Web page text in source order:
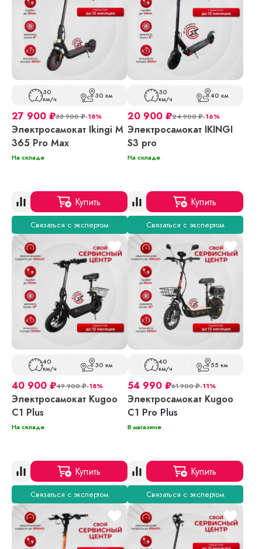
30
км/ч 30 км
27 900 ₽33 900₽-18%
Электросамокат Ikingi M
365 Pro Max
На складе
Купить
Связаться с экспертом
30
км/ч 40 км
20 900 ₽24 900₽-16%
Электросамокат IKINGI
S3 pro
На складе
Купить
Связаться с экспертом
40
км/ч 30 км
40 900 ₽49 900₽-18%
Электросамокат Kugoo
C1 Plus
На складе
Купить
Связаться с экспертом
40
км/ч 55 км
54 990 ₽61 900₽-11%
Электросамокат Kugoo
C1 Pro Plus
В магазине
Купить
Связаться с экспертом